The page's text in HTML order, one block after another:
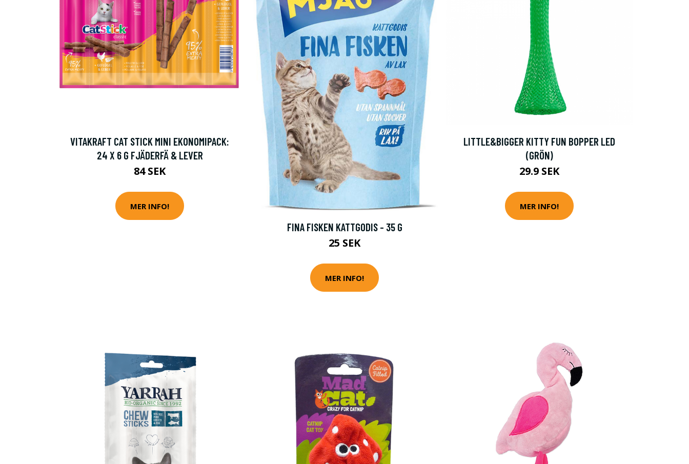
VITAKRAFT CAT STICK MINI EKONOMIPACK:
24 X 6 G FJÄDERFÄ & LEVER
84 SEK
MER INFO!
FINA FISKEN KATTGODIS - 35 G
25 SEK
MER INFO!
LITTLE&BIGGER KITTY FUN BOPPER LED
(GRÖN)
29.9 SEK
MER INFO!